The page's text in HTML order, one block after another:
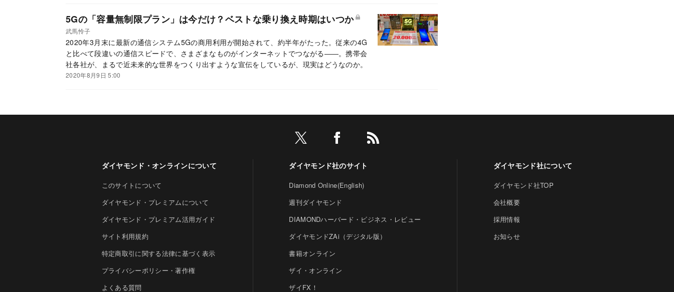
5Gの「容量無制限プラン」は今だけ？ベストな乗り換え時期はいつか
武馬怜子
2020年3月末に最新の通信システム5Gの商用利用が開始されて、約半年がたった。従来の4G
と比べて段違いの通信スピードで、さまざまなものがインターネットでつながる――。携帯会
社各社が、まるで近未来的な世界をつくり出すような宣伝をしているが、現実はどうなのか。
2020年8月9日 5:00
ダイヤモンド・オンラインについて
このサイトについて
ダイヤモンド・プレミアムについて
ダイヤモンド・プレミアム活用ガイド
サイト利用規約
特定商取引に関する法律に基づく表示
プライバシーポリシー・著作権
よくある質問
ダイヤモンド社のサイト
Diamond Online(English)
週刊ダイヤモンド
DIAMONDハーバード・ビジネス・レビュー
ダイヤモンドZAi（デジタル版）
書籍オンライン
ザイ・オンライン
ザイFX！
ダイヤモンド社について
ダイヤモンド社TOP
会社概要
採用情報
お知らせ